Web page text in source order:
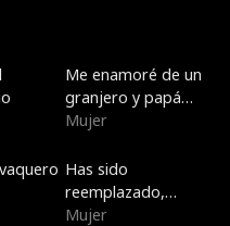
Me enamoré de un
granjero y papá
soltero
Mujer
Has sido
reemplazado,
primer amor
Mujer